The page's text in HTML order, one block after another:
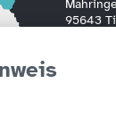
95643